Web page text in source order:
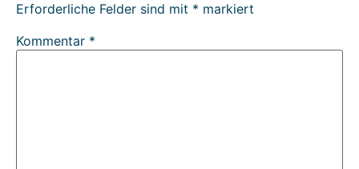
Erforderliche Felder sind mit * markiert
Kommentar *